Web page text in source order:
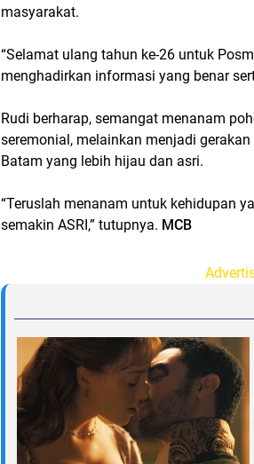
masyarakat.
“Selamat ulang tahun ke-26 untuk
menghadirkan informasi yang benar
Rudi berharap, semangat menanam
seremonial, melainkan menjadi
Batam yang lebih hijau dan asri.
“Teruslah menanam untuk kehidupan
semakin ASRI,” tutupnya. MCB